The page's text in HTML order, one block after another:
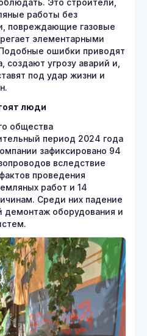
Это строители,
работы без
повреждающие газовые
элементарными
ошибки приводят
создают угрозу аварий и,
под удар жизни и
люди
общества
период 2024 года
зафиксировано 94
вследствие
проведения
работ и 14
Среди них падение
демонтаж оборудования и